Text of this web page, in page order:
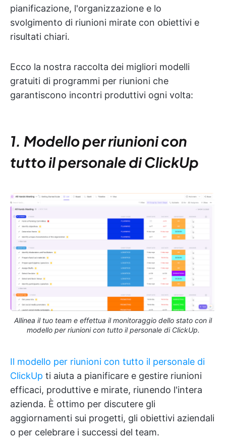
pianificazione, l'organizzazione e lo
svolgimento di riunioni mirate con obiettivi e
risultati chiari.
Ecco la nostra raccolta dei migliori modelli
gratuiti di programmi per riunioni che
garantiscono incontri produttivi ogni volta:
1. Modello per riunioni con
tutto il personale di ClickUp
Allinea il tuo team e effettua il monitoraggio dello stato con il
modello per riunioni con tutto il personale di ClickUp.
Il modello per riunioni con tutto il personale di
ClickUp ti aiuta a pianificare e gestire riunioni
efficaci, produttive e mirate, riunendo l'intera
azienda. È ottimo per discutere gli
aggiornamenti sui progetti, gli obiettivi aziendali
o per celebrare i successi del team.